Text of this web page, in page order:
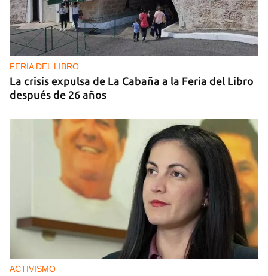
FERIA DEL LIBRO
La crisis expulsa de La Cabaña a la Feria del Libro
después de 26 años
ACTIVISMO